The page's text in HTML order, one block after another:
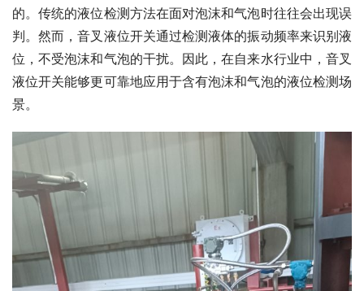
的。传统的液位检测方法在面对泡沫和气泡时往往会出现误
判。然而，音叉液位开关通过检测液体的振动频率来识别液
位，不受泡沫和气泡的干扰。因此，在自来水行业中，音叉
液位开关能够更可靠地应用于含有泡沫和气泡的液位检测场
景。